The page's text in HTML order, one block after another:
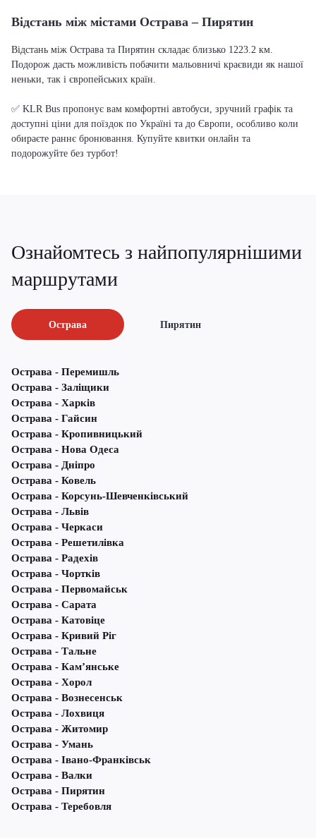
Відстань між містами Острава – Пирятин
Відстань між Острава та Пирятин складає близько 1223.2 км.
Подорож дасть можливість побачити мальовничі краєвиди як нашої
неньки, так і європейських країн.
✅ KLR Bus пропонує вам комфортні автобуси, зручний графік та
доступні ціни для поїздок по Україні та до Європи, особливо коли
обираєте раннє бронювання. Купуйте квитки онлайн та
подорожуйте без турбот!
Ознайомтесь з найпопулярнішими
маршрутами
Острава Пирятин
Острава - Перемишль
Острава - Заліщики
Острава - Харків
Острава - Гайсин
Острава - Кропивницький
Острава - Нова Одеса
Острава - Дніпро
Острава - Ковель
Острава - Корсунь-Шевченківський
Острава - Львів
Острава - Черкаси
Острава - Решетилівка
Острава - Радехів
Острава - Чортків
Острава - Первомайськ
Острава - Сарата
Острава - Катовіце
Острава - Кривий Ріг
Острава - Тальне
Острава - Кам’янське
Острава - Хорол
Острава - Вознесенськ
Острава - Лохвиця
Острава - Житомир
Острава - Умань
Острава - Івано-Франківськ
Острава - Валки
Острава - Пирятин
Острава - Теребовля